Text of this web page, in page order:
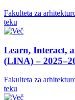
Fakulteta za
teku
Learn, Interact,
(LINA) –
Fakulteta za
teku